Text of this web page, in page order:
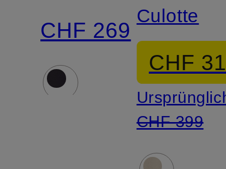
CHF 269
Culotte
CHF
CHF 399